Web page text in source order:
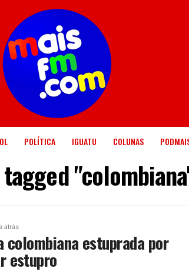
POLÍTICA IGUATU COLUNAS
atrás
colombiana estuprada por
estupro